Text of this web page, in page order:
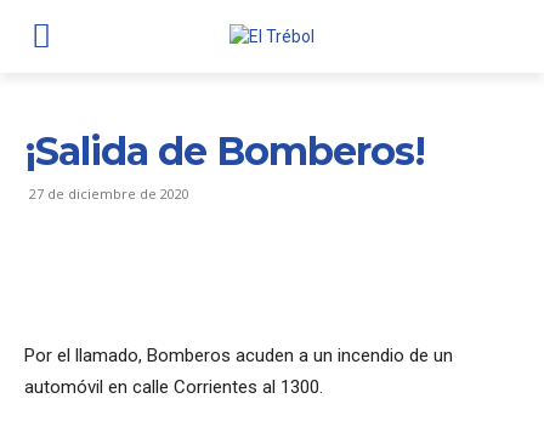
¡Salida de Bomberos!
27 de diciembre de 2020
Por el llamado, Bomberos acuden a un incendio de un
automóvil en calle Corrientes al 1300.